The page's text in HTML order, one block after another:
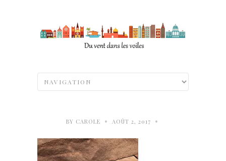
BY CAROLE • AOÛT 2, 2017 •